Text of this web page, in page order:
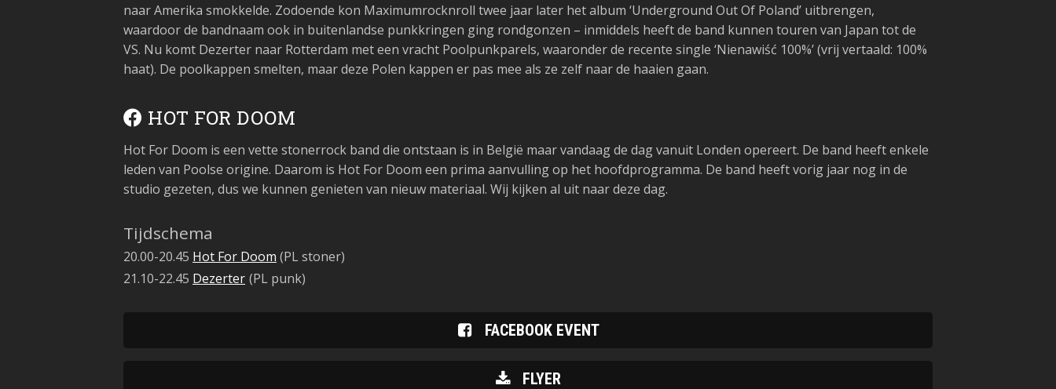
naar Amerika smokkelde. Zodoende kon Maximumrocknroll twee jaar later het album ‘Underground Out Of Poland’ uitbrengen,
waardoor de bandnaam ook in buitenlandse punkkringen ging rondgonzen – inmiddels heeft de band kunnen touren van Japan tot de
VS. Nu komt Dezerter naar Rotterdam met een vracht Poolpunkparels, waaronder de recente single ‘Nienawiść 100%’ (vrij vertaald: 100%
haat). De poolkappen smelten, maar deze Polen kappen er pas mee als ze zelf naar de haaien gaan.
HOT FOR DOOM
Hot For Doom is een vette stonerrock band die ontstaan is in België maar vandaag de dag vanuit Londen opereert. De band heeft enkele
leden van Poolse origine. Daarom is Hot For Doom een prima aanvulling op het hoofdprogramma. De band heeft vorig jaar nog in de
studio gezeten, dus we kunnen genieten van nieuw materiaal. Wij kijken al uit naar deze dag.
Tijdschema
20.00-20.45 Hot For Doom (PL stoner)
21.10-22.45 Dezerter (PL punk)
FACEBOOK EVENT
FLYER